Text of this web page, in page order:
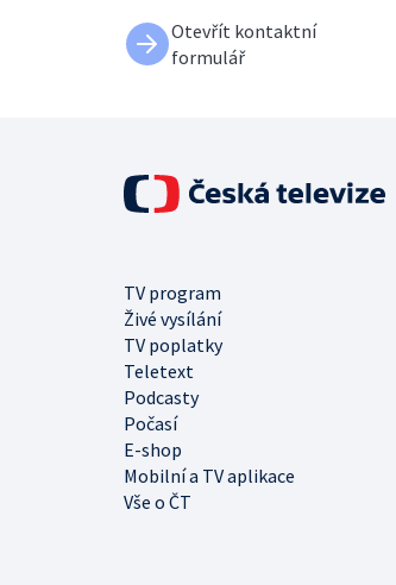
Otevřít kontaktní
formulář
TV program
Živé vysílání
TV poplatky
Teletext
Podcasty
Počasí
E-shop
Mobilní a TV aplikace
Vše o ČT